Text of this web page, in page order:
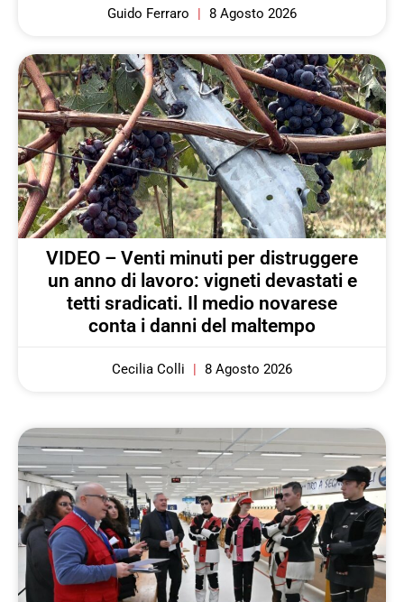
Guido Ferraro 8 Agosto 2026
VIDEO – Venti minuti per distruggere
un anno di lavoro: vigneti devastati e
tetti sradicati. Il medio novarese
conta i danni del maltempo
Cecilia Colli 8 Agosto 2026